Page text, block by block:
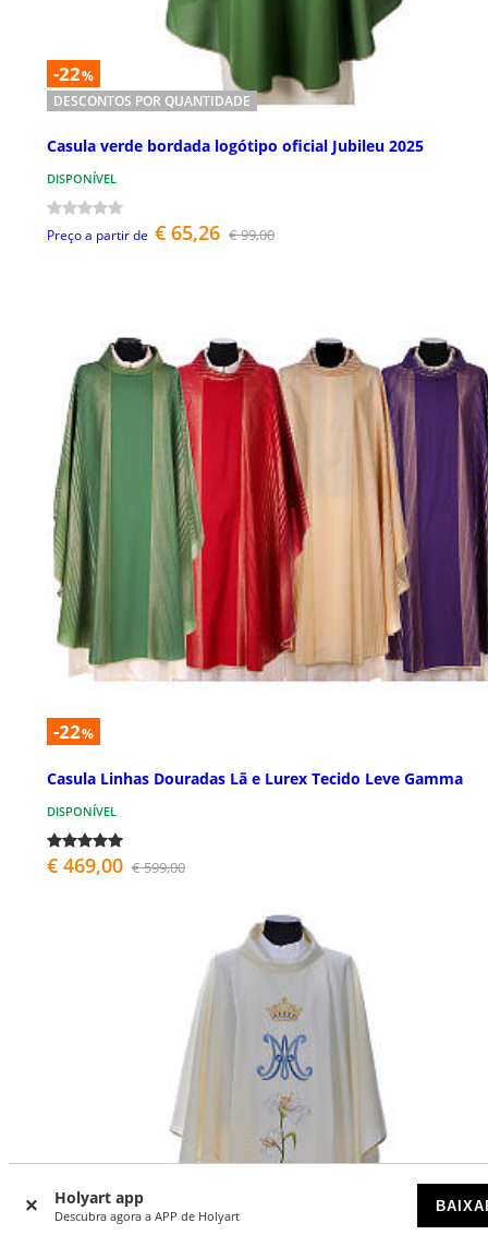
Holyart app
Descubra agora a APP de Holyart
-22%
DESCONTOS POR QUANTIDADE
Casula verde bordada logótipo oficial Jubileu 2025
DISPONÍVEL
Preço a partir de € 65,26 € 99,00
-22%
Casula Linhas Douradas Lã e Lurex Tecido Leve Gamma
DISPONÍVEL
€ 469,00 € 599,00